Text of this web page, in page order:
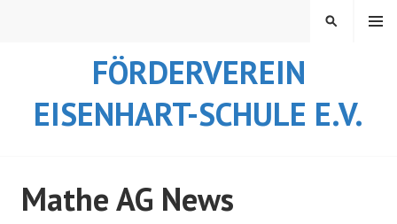
FÖRDERVEREIN
EISENHART-SCHULE E.V.
MENÜ
SUCHEN
Mathe AG News